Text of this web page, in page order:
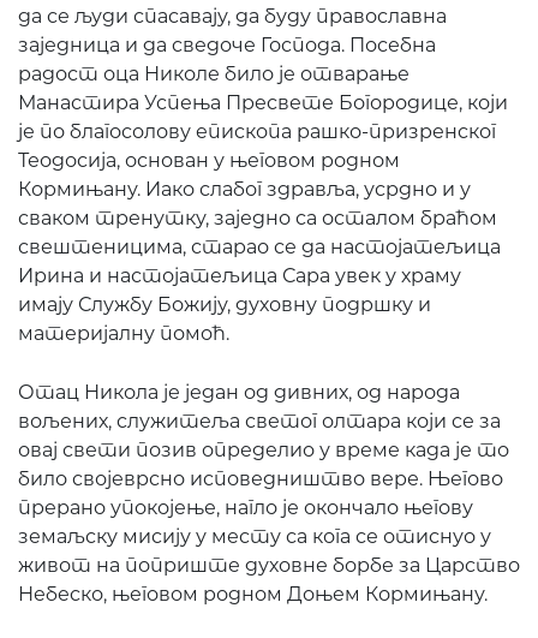
да се људи спасавају, да буду православна
заједница и да сведоче Господа. Посебна
радост оца Николе било је отварање
Манастира Успења Пресвете Богородице, који
је по благосолову епископа рашко-призренског
Теодосија, основан у његовом родном
Кормињану. Иако слабог здравља, усрдно и у
сваком тренутку, заједно са осталом браћом
свештеницима, старао се да настојатељица
Ирина и настојатељица Сара увек у храму
имају Службу Божију, духовну подршку и
материјалну помоћ.
Отац Никола је један од дивних, од народа
вољених, служитеља светог олтара који се за
овај свети позив определио у време када је то
било својеврсно исповедништво вере. Његово
прерано упокојење, нагло је окончало његову
земаљску мисију у месту са кога се отиснуо у
живот на поприште духовне борбе за Царство
Небеско, његовом родном Доњем Кормињану.